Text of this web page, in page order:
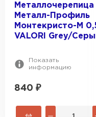
Металлочерепица
Металл-Профиль
Монтекристо-M
VALORI Grey/
Показать
информацию
840 ₽